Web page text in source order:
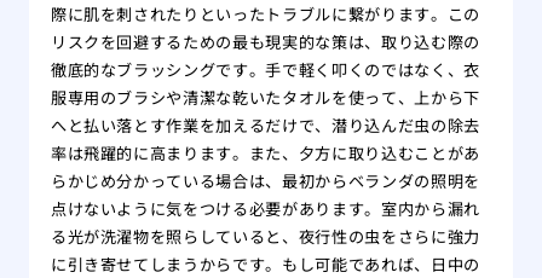
際に肌を刺されたりといったトラブルに繋がります。この
リスクを回避するための最も現実的な策は、取り込む際の
徹底的なブラッシングです。手で軽く叩くのではなく、衣
服専用のブラシや清潔な乾いたタオルを使って、上から下
へと払い落とす作業を加えるだけで、潜り込んだ虫の除去
率は飛躍的に高まります。また、夕方に取り込むことがあ
らかじめ分かっている場合は、最初からベランダの照明を
点けないように気をつける必要があります。室内から漏れ
る光が洗濯物を照らしていると、夜行性の虫をさらに強力
に引き寄せてしまうからです。もし可能であれば、日中の